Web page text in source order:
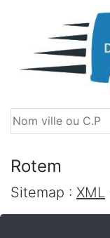
Rotem
Sitemap : XML